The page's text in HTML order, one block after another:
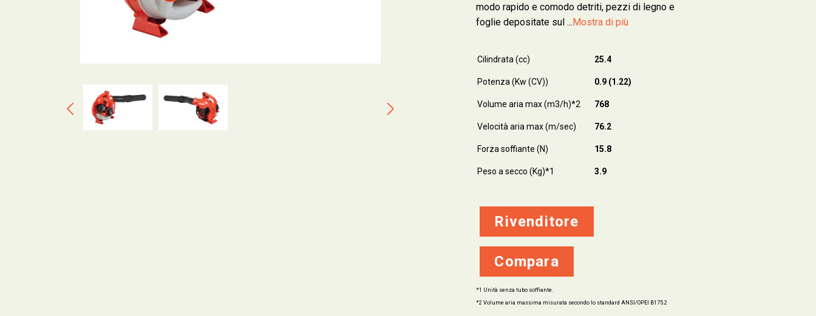
modo rapido e comodo detriti, pezzi di legno e
foglie depositate sul ... Mostra di più
Cilindrata (cc) 25.4
Potenza (Kw (CV)) 0.9 (1.22)
Volume aria max (m3/h)*2 768
Velocità aria max (m/sec) 76.2
Forza soffiante (N) 15.8
Peso a secco (Kg)*1 3.9
Rivenditore
Compara
*1 Unità senza tubo soffiante.
*2 Volume aria massima misurata secondo lo standard ANSI/OPEI B175.2